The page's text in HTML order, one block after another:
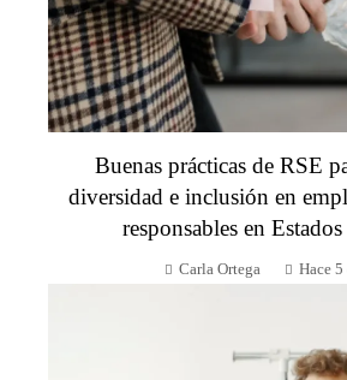
Buenas prácticas de RSE
diversidad e inclusión en
responsables en
Carla Ortega Hace 5